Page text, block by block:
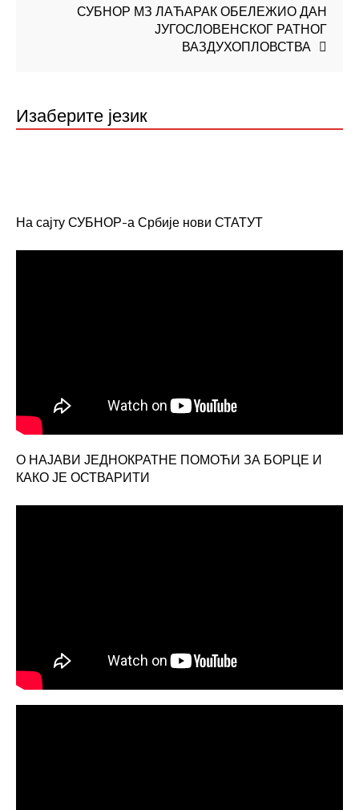
СУБНОР МЗ ЛАЋАРАК ОБЕЛЕЖИО ДАН
ЈУГОСЛОВЕНСКОГ РАТНОГ
ВАЗДУХОПЛОВСТВА
Изаберите језик
На сајту СУБНОР-а Србије нови СТАТУТ
О НАЈАВИ ЈЕДНОКРАТНЕ ПОМОЋИ ЗА БОРЦЕ И
КАКО ЈЕ ОСТВАРИТИ